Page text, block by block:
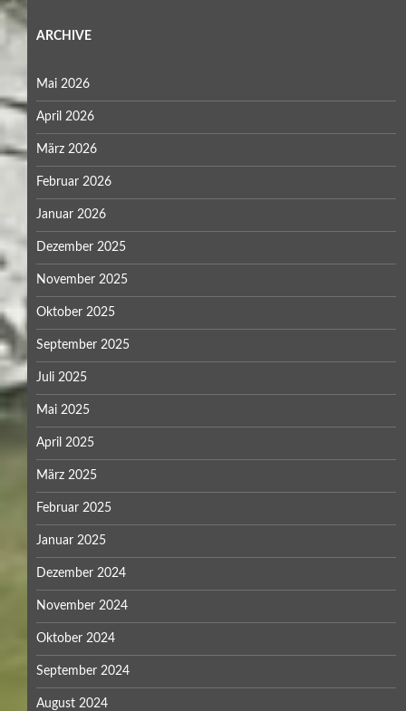
ARCHIVE
Mai 2026
April 2026
März 2026
Februar 2026
Januar 2026
Dezember 2025
November 2025
Oktober 2025
September 2025
Juli 2025
Mai 2025
April 2025
März 2025
Februar 2025
Januar 2025
Dezember 2024
November 2024
Oktober 2024
September 2024
August 2024